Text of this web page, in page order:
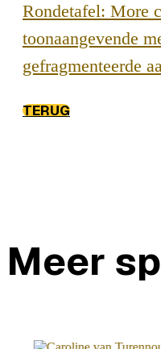
Rondetafel: More
toonaangevende
gefragmenteerde
TERUG
Meer